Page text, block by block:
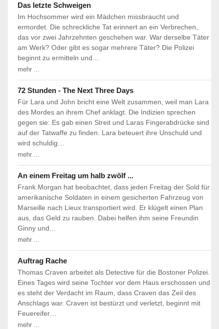
Das letzte Schweigen
Im Hochsommer wird ein Mädchen missbraucht und
ermordet. Die schreckliche Tat erinnert an ein Verbrechen,
das vor zwei Jahrzehnten geschehen war. War derselbe Täter
am Werk? Oder gibt es sogar mehrere Täter? Die Polizei
beginnt zu ermitteln und…
mehr ...
72 Stunden - The Next Three Days
Für Lara und John bricht eine Welt zusammen, weil man Lara
des Mordes an ihrem Chef anklagt. Die Indizien sprechen
gegen sie: Es gab einen Streit und Laras Fingerabdrücke sind
auf der Tatwaffe zu finden. Lara beteuert ihre Unschuld und
wird schuldig…
mehr ...
An einem Freitag um halb zwölf ...
Frank Morgan hat beobachtet, dass jeden Freitag der Sold für
amerikanische Soldaten in einem gesicherten Fahrzeug von
Marseille nach Lieux transportiert wird. Er klügelt einen Plan
aus, das Geld zu rauben. Dabei helfen ihm seine Freundin
Ginny und…
mehr ...
Auftrag Rache
Thomas Craven arbeitet als Detective für die Bostoner Polizei.
Eines Tages wird seine Tochter vor dem Haus erschossen und
es steht der Verdacht im Raum, dass Craven das Zeil des
Anschlags war. Craven ist bestürzt und verletzt, beginnt mit
Feuereifer…
mehr ...